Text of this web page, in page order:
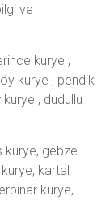
ve
kurye ,
kurye , pendik
, dudullu
kurye, gebze
kurye, kartal
kurye,